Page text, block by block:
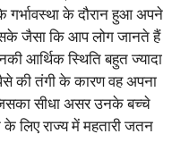
गर्भावस्था के दौरान हुआ अपने
जैसा कि आप लोग जानते हैं
आर्थिक स्थिति बहुत ज्यादा
की तंगी के कारण वह अपना
सीधा असर उनके बच्चे
लिए राज्य में महतारी जतन